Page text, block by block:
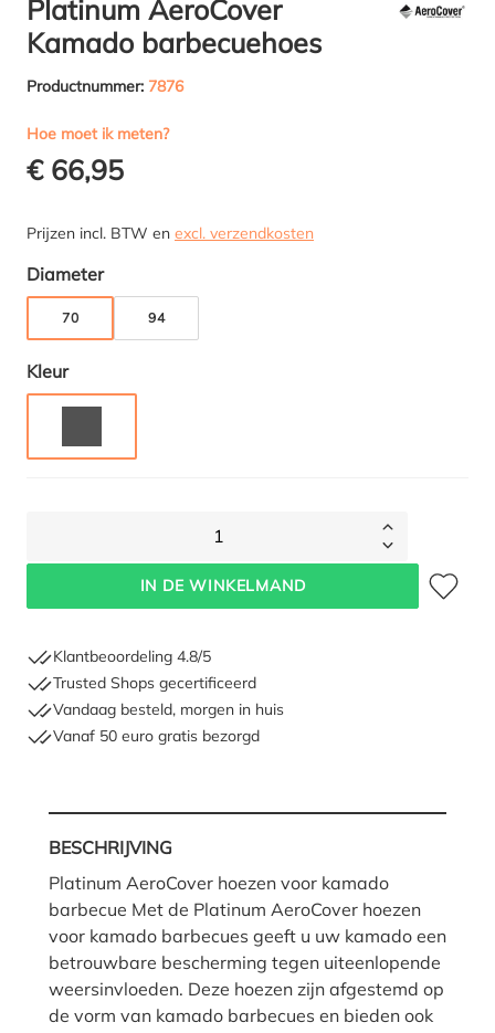
Platinum AeroCover
Kamado barbecuehoes
Productnummer: 7876
Hoe moet ik meten?
€ 66,95
Prijzen incl. BTW en excl. verzendkosten
Selecteer
Diameter
70 94
Selecteer
Kleur
1
IN DE WINKELMAND
Klantbeoordeling 4.8/5
Trusted Shops gecertificeerd
Vandaag besteld, morgen in huis
Vanaf 50 euro gratis bezorgd
BESCHRIJVING
Platinum AeroCover hoezen voor kamado
barbecue Met de Platinum AeroCover hoezen
voor kamado barbecues geeft u uw kamado een
betrouwbare bescherming tegen uiteenlopende
weersinvloeden. Deze hoezen zijn afgestemd op
de vorm van kamado barbecues en bieden ook